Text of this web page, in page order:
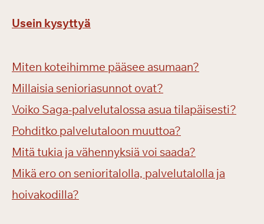
Usein kysyttyä
Miten koteihimme pääsee asumaan?
Millaisia senioriasunnot ovat?
Voiko Saga-palvelutalossa asua tilapäisesti?
Pohditko palvelutaloon muuttoa?
Mitä tukia ja vähennyksiä voi saada?
Mikä ero on senioritalolla, palvelutalolla ja
hoivakodilla?